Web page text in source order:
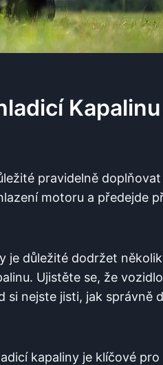
pravidelně
motoru a předejde
je důležité dodržet
Ujistěte se, že
si nejste jisti, jak správně
kapaliny je klíčové